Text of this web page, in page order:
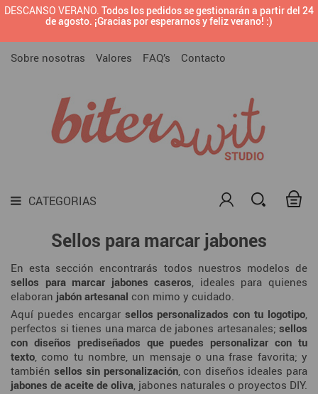
DESCANSO VERANO. Todos los pedidos se gestionarán a partir del 24
de agosto. ¡Gracias por esperarnos y feliz verano! :)
Sobre nosotras Valores FAQ’s Contacto
CATEGORIAS
BRANDING PREDISEÑADO
SELLOS CON TU LOGOTIPO O DISEÑO
 SELLOS PARA EMPRESAS
 SELLOS
TODAS LAS TINTAS PARA SELLOS
 LAMINAS
Sellos para marcar jabones
En esta sección encontrarás todos nuestros modelos de
sellos para marcar jabones caseros , ideales para quienes
elaboran jabón artesanal con mimo y cuidado.
Aquí puedes encargar sellos personalizados con tu logotipo
perfectos si tienes una marca de jabones artesanales; sellos
con diseños prediseñados que puedes personalizar con tu
texto , como tu nombre, un mensaje o una frase favorita; y
también sellos sin personalización, con diseños ideales para
jabones de aceite de oliva , jabones naturales o proyectos DIY.